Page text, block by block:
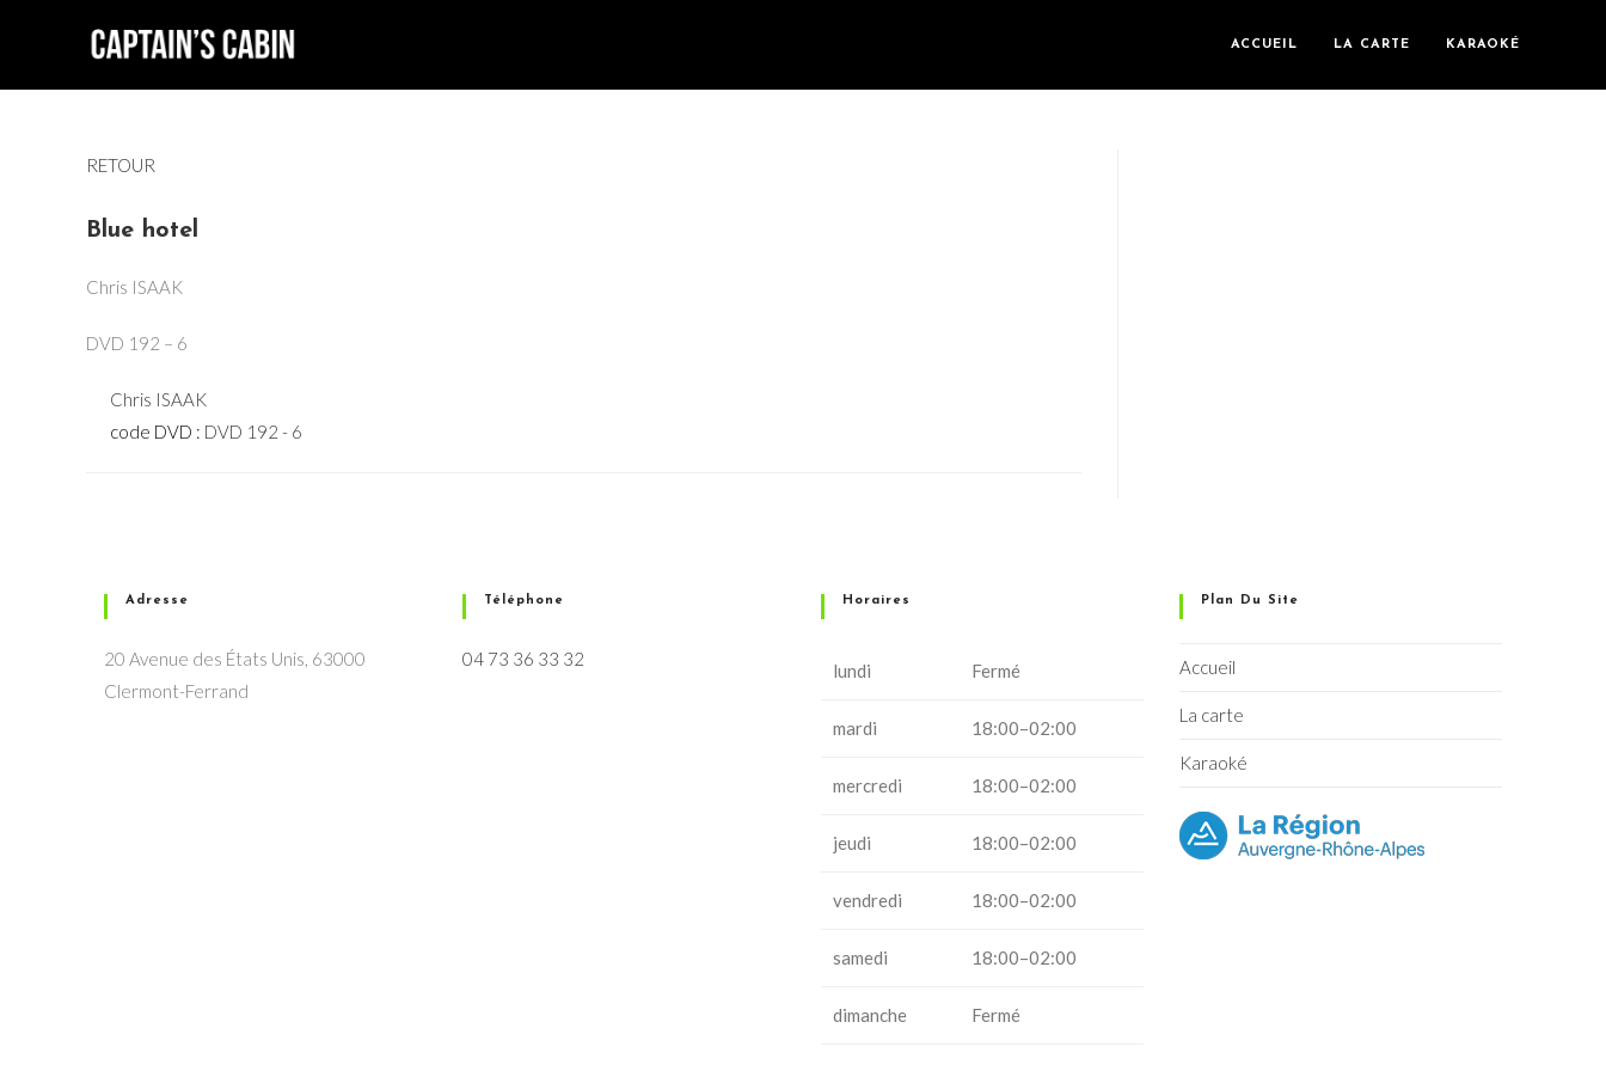
ACCUEIL LA CARTE KARAOKÉ
RETOUR
Blue hotel
Chris ISAAK
DVD 192 – 6
Chris ISAAK
code DVD : DVD 192 - 6
Adresse
20 Avenue des États Unis, 63000
Clermont-Ferrand
Téléphone
04 73 36 33 32
Horaires
lundi Fermé
mardi 18:00–02:00
mercredi 18:00–02:00
jeudi 18:00–02:00
vendredi 18:00–02:00
samedi 18:00–02:00
dimanche Fermé
Plan Du Site
Accueil
La carte
Karaoké